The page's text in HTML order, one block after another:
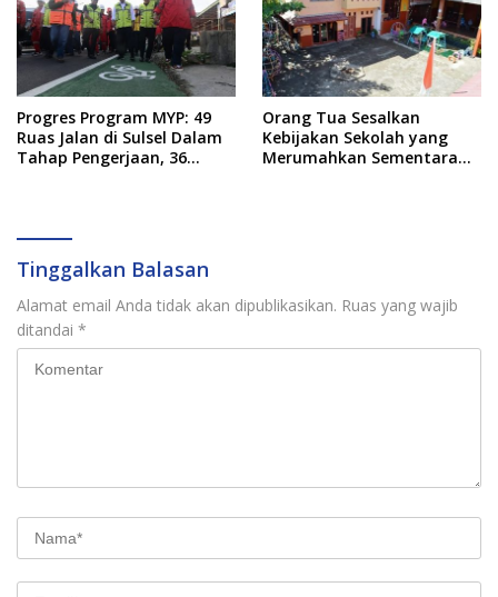
Progres Program MYP: 49
Ruas Jalan di Sulsel Dalam
Tahap Pengerjaan, 36
Orang Tua Sesalkan
Kebijakan Sekolah yang
Merumahkan Sementara
Tinggalkan Balasan
Alamat email Anda tidak akan dipublikasikan. Ruas yang wajib
ditandai *